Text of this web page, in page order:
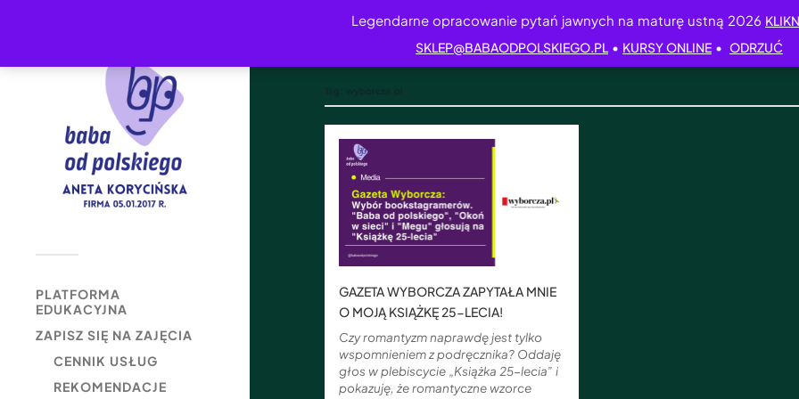
Legendarne opracowanie pytań jawnych na maturę ustną 2026
SKLEP@BABAODPOLSKIEGO.PL • KURSY ONLINE • ODRZUĆ
PLATFORMA
EDUKACYJNA
ZAPISZ SIĘ NA ZAJĘCIA
CENNIK USŁUG
REKOMENDACJE
GAZETA WYBORCZA ZAPYTAŁA MNIE
O MOJĄ KSIĄŻKĘ 25-LECIA!
Czy romantyzm naprawdę jest tylko
wspomnieniem z podręcznika? Oddaję
głos w plebiscycie „Książka 25-lecia” i
pokazuję, że romantyczne wzorce